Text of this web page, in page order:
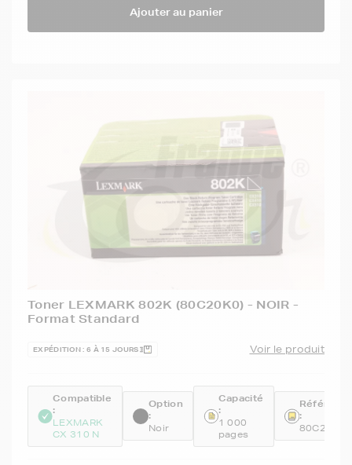
Ajouter au panier
Toner LEXMARK 802K (80C20K0) - NOIR -
Format Standard
EXPÉDITION : 6 À 15 JOURS Voir le produit
Compatible
:
LEXMARK
CX 310 N
Option
:
Noir
Capacité
:
1 000
pages
:
80C20K0